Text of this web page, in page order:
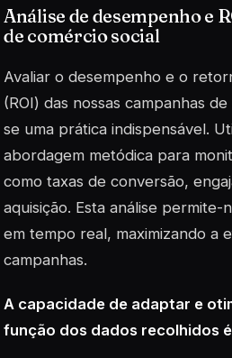
Análise de desempenho e
de comércio social
Avaliar o desempenho e o
(ROI) das nossas campanhas
se uma prática indispensável.
abordagem metódica para
como taxas de conversão,
aquisição. Esta análise permite-
em tempo real, maximizando a
campanhas.
A capacidade de adaptar e
função dos dados recolhidos